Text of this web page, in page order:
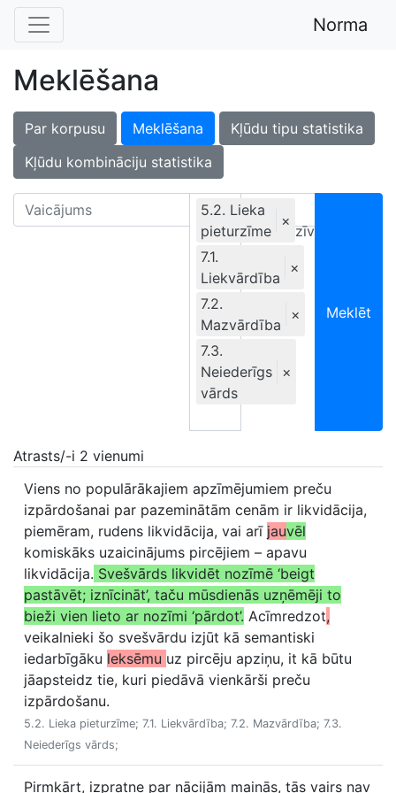
Norma
Meklēšana
Par korpusu Meklēšana
Kļūdu tipu statistika
Kļūdu kombināciju statistika
5.2. Lieka
pieturzīme
×
7.1.
Liekvārdība
×
7.2.
Mazvārdība
×
7.3.
Neiederīgs
vārds
×
Ekskluzīvi
Meklēt
Atrasts/-i 2 vienumi
Viens no populārākajiem apzīmējumiem preču
izpārdošanai par pazeminātām cenām ir likvidācija,
piemēram, rudens likvidācija, vai arī jauvēl
komiskāks uzaicinājums pircējiem – apavu
likvidācija. Svešvārds likvidēt nozīmē ‘beigt
pastāvēt; iznīcināt’, taču mūsdienās uzņēmēji to
bieži vien lieto ar nozīmi ‘pārdot’. Acīmredzot,
veikalnieki šo svešvārdu izjūt kā semantiski
iedarbīgāku leksēmu uz pircēju apziņu, it kā būtu
jāapsteidz tie, kuri piedāvā vienkārši preču
izpārdošanu.
5.2. Lieka pieturzīme; 7.1. Liekvārdība; 7.2. Mazvārdība; 7.3.
Neiederīgs vārds;
Pirmkārt, izpratne par nācijām mainās, tās vairs nav